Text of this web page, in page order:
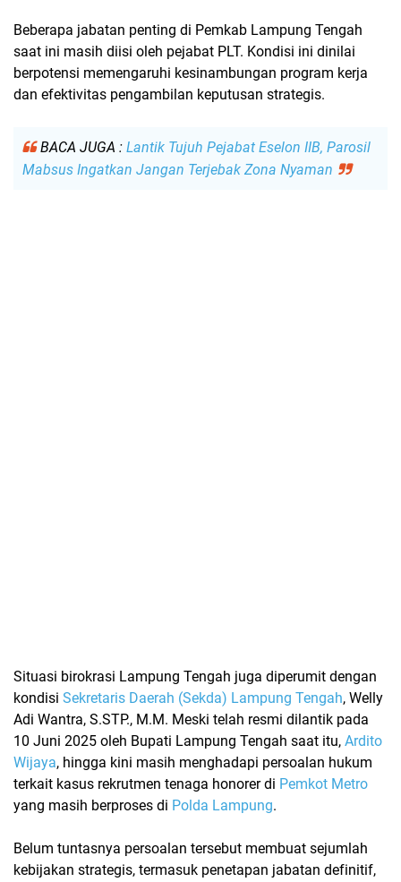
Beberapa jabatan penting di Pemkab Lampung Tengah
saat ini masih diisi oleh pejabat PLT. Kondisi ini dinilai
berpotensi memengaruhi kesinambungan program kerja
dan efektivitas pengambilan keputusan strategis.
BACA JUGA : Lantik Tujuh Pejabat Eselon IIB, Parosil
Mabsus Ingatkan Jangan Terjebak Zona Nyaman
Situasi birokrasi Lampung Tengah juga diperumit dengan
kondisi Sekretaris Daerah (Sekda) Lampung Tengah, Welly
Adi Wantra, S.STP., M.M. Meski telah resmi dilantik pada
10 Juni 2025 oleh Bupati Lampung Tengah saat itu, Ardito
Wijaya, hingga kini masih menghadapi persoalan hukum
terkait kasus rekrutmen tenaga honorer di Pemkot Metro
yang masih berproses di Polda Lampung.
Belum tuntasnya persoalan tersebut membuat sejumlah
kebijakan strategis, termasuk penetapan jabatan definitif,